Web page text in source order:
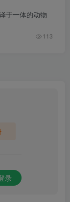
于一体的动物
113
录